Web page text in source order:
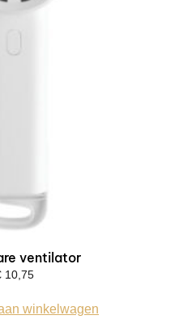
ventilator
10,75
winkelwagen